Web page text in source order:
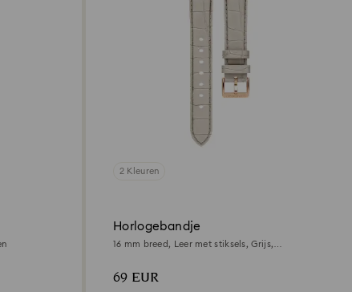
2 Kleuren
Horlogebandje
16 mm breed, Leer met stiksels, Grijs,
69 EUR